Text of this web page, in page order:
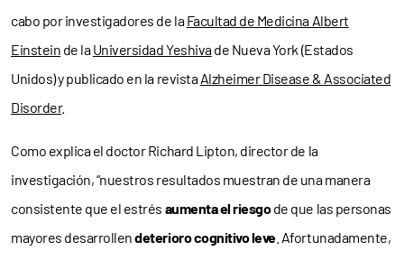
cabo por investigadores de laFacultad de Medicina Albert
Einstein de laUniversidad Yeshivade Nueva York (Estados
Unidos) y publicado en la revistaAlzheimer Disease & Associated
Disorder.
Como explica el doctor Richard Lipton, director de la
investigación, “nuestros resultados muestran de una manera
consistente que el estrés aumenta el riesgode que las personas
mayores desarrollendeterioro cognitivo leve. Afortunadamente,